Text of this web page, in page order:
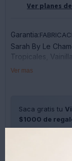
Ver planes
Garantia:
Sarah By Le
Tropicales,
Fragancia; Es Un
Notas De Fondo:
Ver mas
Saca gratis tu
$1000 de